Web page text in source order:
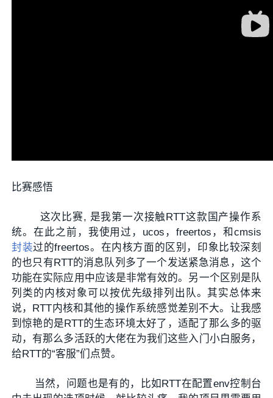
比赛感悟
这次比赛, 是我第一次接触RTT这款国产操作系
统。在此之前，我使用过，ucos，freertos，和cmsis
封装过的freertos。在内核方面的区别，印象比较深刻
的也只有RTT的消息队列多了一个发送紧急消息，这个
功能在实际应用中应该是非常有效的。另一个区别是队
列类的内核对象可以按优先级排列出队。其实总体来
说，RTT内核和其他的操作系统感觉差别不大。让我感
到惊艳的是RTT的生态环境太好了，适配了那么多的驱
动，有那么多活跃的大佬在为我们这些入门小白服务，
给RTT的“客服”们点赞。
当然，问题也是有的，比如RTT在配置env控制台